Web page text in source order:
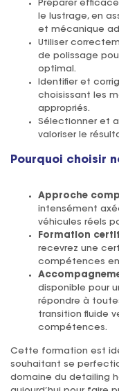
Préparer
le lustrage, en
et mécanique
Utiliser
de polissage
optimal.
Identifier et
choisissant les
appropriés.
Sélectionner et
valoriser le
Pourquoi choisir
Approche
intensément
véhicules réels
Formation
recevrez une
compétences
disponible pour
répondre à
transition fluide
compétences.
Cette formation est
souhaitant se
domaine du detailing